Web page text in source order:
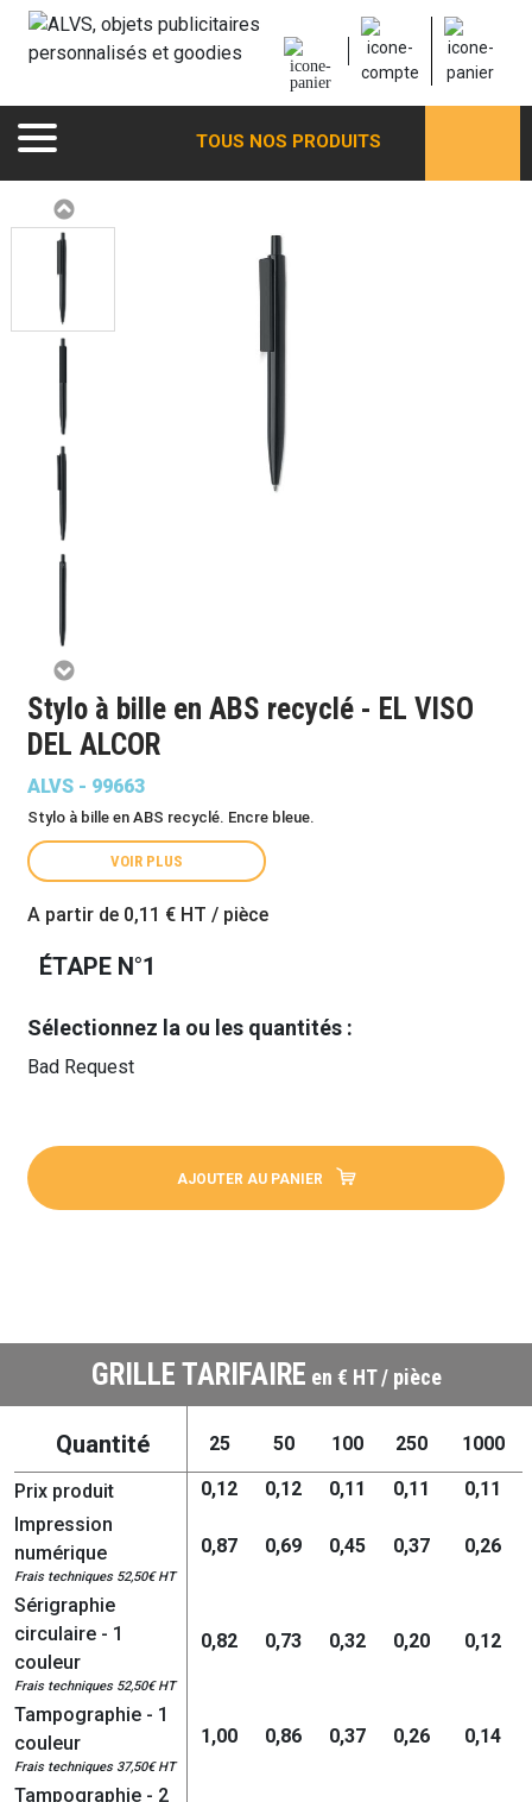
TOUS NOS PRODUITS
Stylo à bille en ABS recyclé - EL VISO
DEL ALCOR
ALVS - 99663
Stylo à bille en ABS recyclé. Encre bleue.
VOIR PLUS
A partir de 0,11 € HT / pièce
ÉTAPE N°1
Sélectionnez la ou les quantités :
Bad Request
AJOUTER AU PANIER
GRILLE TARIFAIRE en € HT / pièce
Quantité 25 50 100 250 1000
Prix produit 0,12 0,12 0,11 0,11
0,11
Impression
numérique
Frais techniques 52,50€ HT
0,87 0,69 0,45 0,37 0,26
Sérigraphie
circulaire - 1
couleur
Frais techniques 52,50€ HT
0,82 0,73 0,32 0,20 0,12
Tampographie - 1
couleur
Frais techniques 37,50€ HT
1,00 0,86 0,37 0,26 0,14
Tampographie - 2